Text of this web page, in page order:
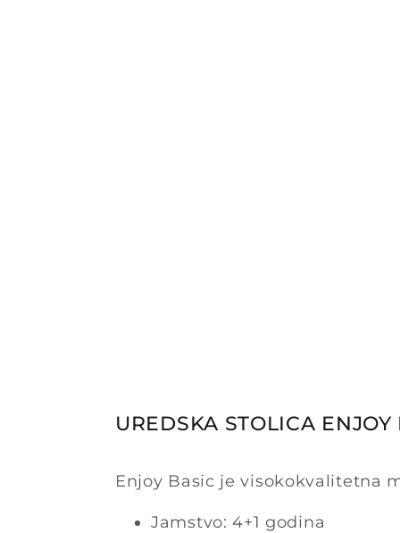
UREDSKA STOLICA ENJOY
Enjoy Basic je visokokvalitetna
Jamstvo: 4+1 godina